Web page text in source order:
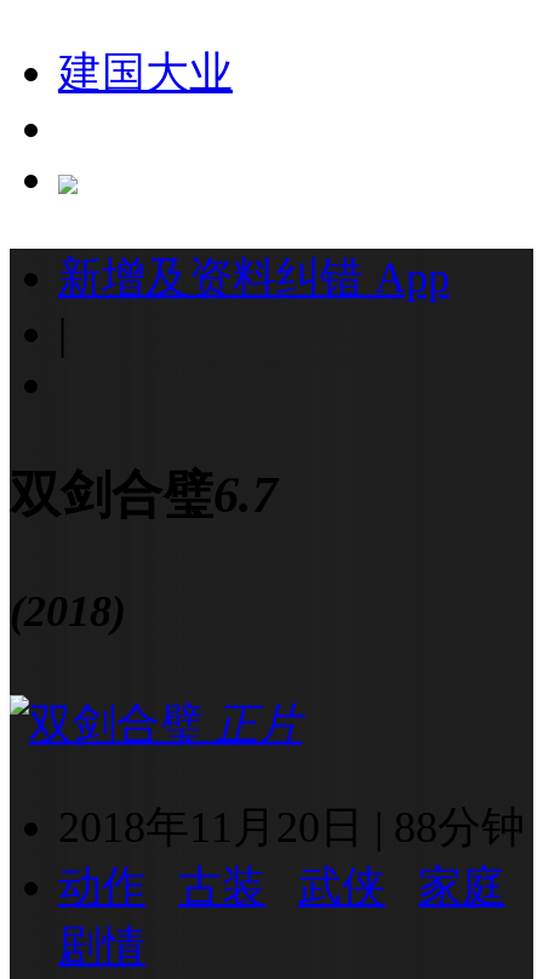
建国大业
新增及资料纠错 App
|
双剑合璧6.7
(2018)
正片
2018年11月20日 | 88分钟
动作
古装 武侠
家庭
剧情